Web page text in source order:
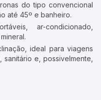
do tipo convencional
até 45º e banheiro.
ar-condicionado,
ideal para viagens
e, possivelmente,